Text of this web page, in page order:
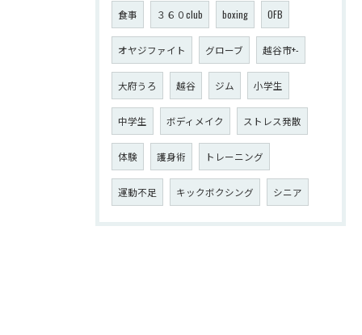
食事 ３６０club boxing OFB
オヤジファイト グローブ 越谷市+-
大府うろ 越谷 ジム 小学生
中学生 ボディメイク ストレス発散
体験 護身術 トレーニング
運動不足 キックボクシング シニア